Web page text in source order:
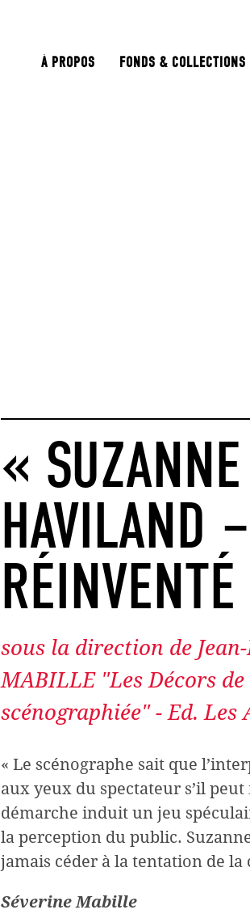
À PROPOS FONDS & COLLECTIONS
«
HAVILAND
sous la direction de
MABILLE "Les Décors
scénographiée" - Ed.
« Le scénographe sait que
aux yeux du spectateur s’il
démarche induit un jeu
la perception du public.
jamais céder à la tentation de la
Séverine Mabille